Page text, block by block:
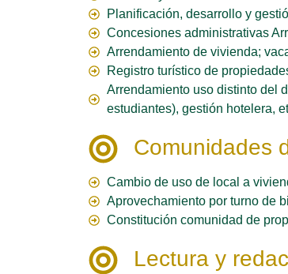
Planificación, desarrollo y
Concesiones administrativas
Arrendamiento de vivienda;
Registro turístico de
Arrendamiento uso distinto del
estudiantes), gestión hotelera,
Comunidades
Cambio de uso de local a
Aprovechamiento por turno de
Constitución comunidad de
Lectura y